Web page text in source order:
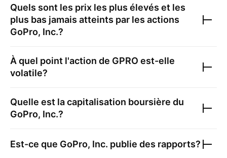
Quels sont les prix les plus élevés et les
plus bas jamais atteints par les actions
GoPro, Inc.?
À quel point l'action de GPRO est-elle
volatile?
Quelle est la capitalisation boursière du
GoPro, Inc.?
Est-ce que GoPro, Inc. publie des rapports?